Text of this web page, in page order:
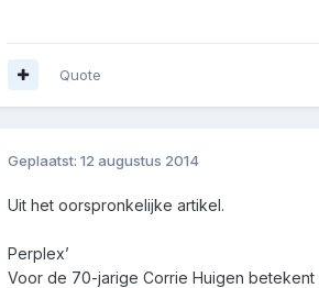
Quote
Geplaatst: 12 augustus 2014
Uit het oorspronkelijke artikel.
Perplex’
Voor de 70-jarige Corrie Huigen